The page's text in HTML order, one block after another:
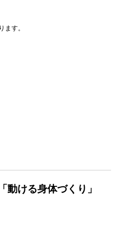
ます。
動ける身体づくり」